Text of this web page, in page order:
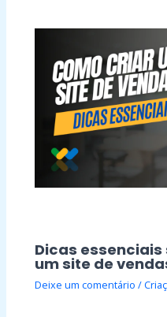
Dicas
um site de
Deixe um comentário /